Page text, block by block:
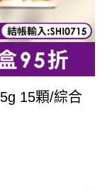
15顆/綜合